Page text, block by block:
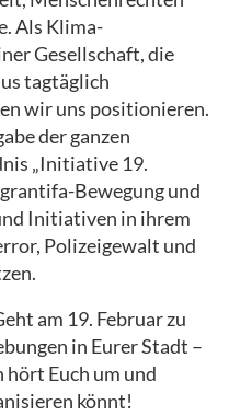
Als Klima-
Gesellschaft, die
tagtäglich
wir uns positionieren.
der ganzen
„Initiative 19.
Bewegung und
Initiativen in ihrem
Polizeigewalt und
am 19. Februar zu
in Eurer Stadt –
hört Euch um und
könnt!